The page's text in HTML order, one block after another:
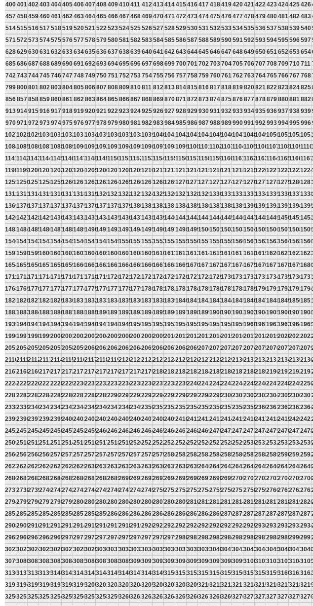
400401 402 403404405406407408409410411 412 413414415416417418419420421 422 423424425426
457458459460461 462 463464465466467468469470471 472 473474475476477478479480481 482 483
514515516517518519520521 522 523524525526527528529530531 532 533534535536537538539540
571 572 573574575576577578579580581 582 583584585586587588589590591 592 593594595596597
628629630631 632 633634635636637638639640641 642 643644645646647648649650651 652 653654
685686687688689690691 692 693694695696697698699700701 702 703704705706707708709710711
742 743744745746747748749750751 752 753754755756757758759760761 762 763764765766767768
799800801 802 803804805806807808809810811 812 813814815816817818819820821 822 823824825
856857858859860861 862 863864865866867868869870871 872 873874875876877878879880881 882
913914915916917918919920921 922 923924925926927928929930931 932 933934935936937938939
970971 972 973974975976977978979980981 982 983984985986987988989990991 992 993994995996
10271028102910301031103210331034103510361037103810391040104110421043104410451046104710481049105010511052
108410851086108710881089109010911092109310941095109610971098109911001101110211031104110511061107110811091110
114111421143114411451146114711481149115011511152115311541155115611571158115911601161116211631164116511661167
11981199120012011202120312041205120612071208120912101211121212131214121512161217121812191220122112221223
12551256125712581259126012611262126312641265126612671268126912701271127212731274127512761277127812791280
13121313131413151316131713181319132013211322132313241325132613271328132913301331133213331334133513361337
13691370137113721373137413751376137713781379138013811382138313841385138613871388138913901391139213931394
14261427142814291430143114321433143414351436143714381439144014411442144314441445144614471448144914501451
14831484148514861487148814891490149114921493149414951496149714981499150015011502150315041505150615071508
15401541154215431544154515461547154815491550155115521553155415551556155715581559156015611562156315641565
15971598159916001601160216031604160516061607160816091610161116121613161416151616161716181619162016211622
16541655165616571658165916601661166216631664166516661667166816691670167116721673167416751676167716781679
17111712171317141715171617171718171917201721172217231724172517261727172817291730173117321733173417351736
17681769177017711772177317741775177617771778177917801781178217831784178517861787178817891790179117921793
18251826182718281829183018311832183318341835183618371838183918401841184218431844184518461847184818491850
18821883188418851886188718881889189018911892189318941895189618971898189919001901190219031904190519061907
19391940194119421943194419451946194719481949195019511952195319541955195619571958195919601961196219631964
19961997199819992000200120022003200420052006200720082009201020112012201320142015201620172018201920202021
20532054205520562057205820592060206120622063206420652066206720682069207020712072207320742075207620772078
21102111211221132114211521162117211821192120212121222123212421252126212721282129213021312132213321342135
21672168216921702171217221732174217521762177217821792180218121822183218421852186218721882189219021912192
22242225222622272228222922302231223222332234223522362237223822392240224122422243224422452246224722482249
22812282228322842285228622872288228922902291229222932294229522962297229822992300230123022303230423052306
23382339234023412342234323442345234623472348234923502351235223532354235523562357235823592360236123622363
23952396239723982399240024012402240324042405240624072408240924102411241224132414241524162417241824192420
24522453245424552456245724582459246024612462246324642465246624672468246924702471247224732474247524762477
25092510251125122513251425152516251725182519252025212522252325242525252625272528252925302531253225332534
25662567256825692570257125722573257425752576257725782579258025812582258325842585258625872588258925902591
26232624262526262627262826292630263126322633263426352636263726382639264026412642264326442645264626472648
26802681268226832684268526862687268826892690269126922693269426952696269726982699270027012702270327042705
27372738273927402741274227432744274527462747274827492750275127522753275427552756275727582759276027612762
27942795279627972798279928002801280228032804280528062807280828092810281128122813281428152816281728182819
28512852285328542855285628572858285928602861286228632864286528662867286828692870287128722873287428752876
29082909291029112912291329142915291629172918291929202921292229232924292529262927292829292930293129322933
29652966296729682969297029712972297329742975297629772978297929802981298229832984298529862987298829892990
30223023302430253026302730283029303030313032303330343035303630373038303930403041304230433044304530463047
30793080308130823083308430853086308730883089309030913092309330943095309630973098309931003101310231033104
31363137313831393140314131423143314431453146314731483149315031513152315331543155315631573158315931603161
31933194319531963197319831993200320132023203320432053206320732083209321032113212321332143215321632173218
32503251325232533254325532563257325832593260326132623263326432653266326732683269327032713272327332743275